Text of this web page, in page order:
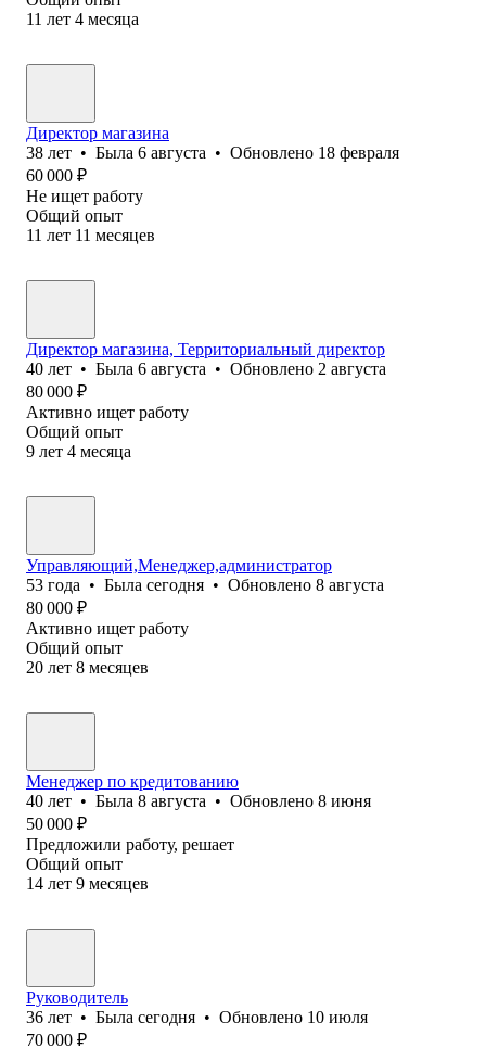
11 лет 4 месяца
Директор магазина
38 лет • Была 6 августа • Обновлено 18 февраля
60 000 ₽
Не ищет работу
Общий опыт
11 лет 11 месяцев
Директор магазина, Территориальный директор
40 лет • Была 6 августа • Обновлено 2 августа
80 000 ₽
Активно ищет работу
Общий опыт
9 лет 4 месяца
Управляющий,Менеджер,администратор
53 года • Была сегодня • Обновлено 8 августа
80 000 ₽
Активно ищет работу
Общий опыт
20 лет 8 месяцев
Менеджер по кредитованию
40 лет • Была 8 августа • Обновлено 8 июня
50 000 ₽
Предложили работу, решает
Общий опыт
14 лет 9 месяцев
Руководитель
36 лет • Была сегодня • Обновлено 10 июля
70 000 ₽